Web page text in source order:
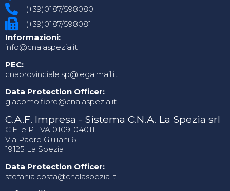
(+39)0187/598080
(+39)0187/598081
Informazioni:
info@cnalaspezia.it
PEC:
cnaprovinciale.sp@legalmail.it
Data Protection Officer:
giacomo.fiore@cnalaspezia.it
C.A.F. Impresa - Sistema C.N.A. La Spezia srl
C.F. e P. IVA 01091040111
Via Padre Giuliani 6
19125 La Spezia
Data Protection Officer:
stefania.costa@cnalaspezia.it